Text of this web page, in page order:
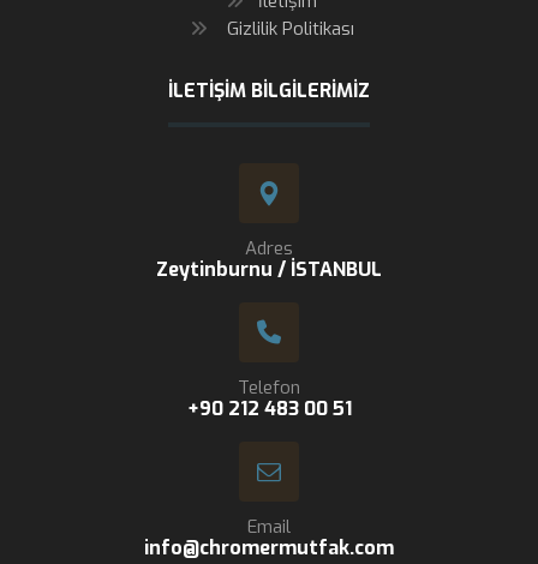
Gizlilik Politikası
İLETIŞIM BILGILERIMIZ
Adres
Zeytinburnu / İSTANBUL
Telefon
+90 212 483 00 51
Email
info@chromermutfak.com